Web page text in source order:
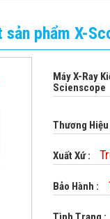
phẩm X-
Máy X-Ray
Scienscope
Thương Hiệu
Xuất Xứ :
Bảo Hành :